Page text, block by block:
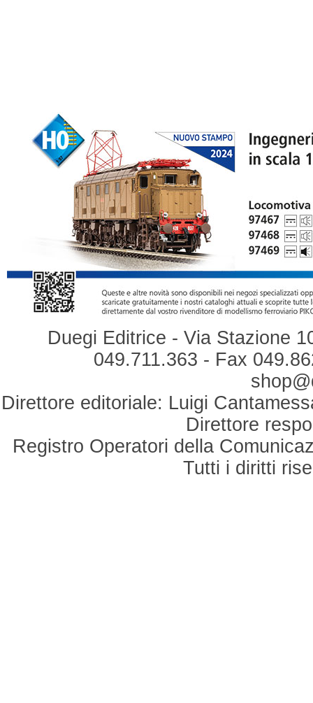
Duegi Editrice - Via Stazione
049.711.363 - Fax
Direttore editoriale: Luigi
Direttore
Registro Operatori della
Tutti i diritti